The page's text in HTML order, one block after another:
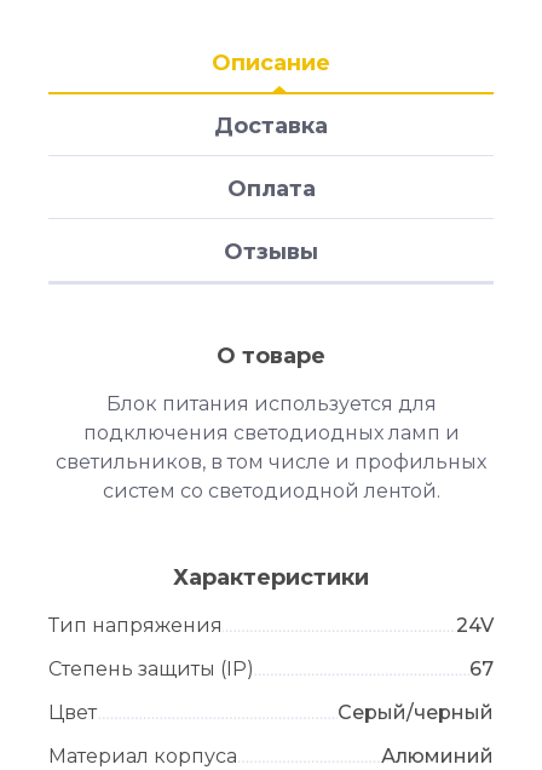
Описание
Доставка
Оплата
Отзывы
О товаре
Блок питания используется для
подключения светодиодных ламп и
светильников, в том числе и профильных
систем со светодиодной лентой.
Характеристики
Тип напряжения
24V
Степень защиты (IP)
67
Цвет
Серый/черный
Материал корпуса
Алюминий